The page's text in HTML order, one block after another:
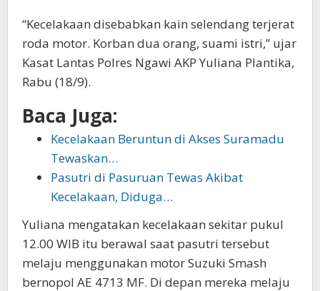
“Kecelakaan disebabkan kain selendang terjerat
roda motor. Korban dua orang, suami istri,” ujar
Kasat Lantas Polres Ngawi AKP Yuliana Plantika,
Rabu (18/9).
Baca Juga:
Kecelakaan Beruntun di Akses Suramadu
Tewaskan…
Pasutri di Pasuruan Tewas Akibat
Kecelakaan, Diduga…
Yuliana mengatakan kecelakaan sekitar pukul
12.00 WIB itu berawal saat pasutri tersebut
melaju menggunakan motor Suzuki Smash
bernopol AE 4713 MF. Di depan mereka melaju